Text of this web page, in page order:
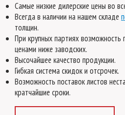
Самые низкие дилерские цены во
Всегда в наличии на нашем складе
толщин.
При крупных партиях возможность
ценами ниже заводских.
Высочайшее качество продукции.
Гибкая система скидок и отсрочек.
Возможность поставок листов
кратчайшие сроки.